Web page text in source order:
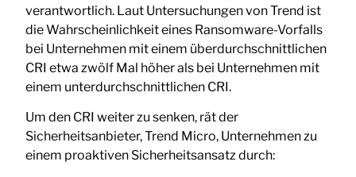
verantwortlich. Laut Untersuchungen von Trend ist
die Wahrscheinlichkeit eines Ransomware-Vorfalls
bei Unternehmen mit einem überdurchschnittlichen
CRI etwa zwölf Mal höher als bei Unternehmen mit
einem unterdurchschnittlichen CRI.
Um den CRI weiter zu senken, rät der
Sicherheitsanbieter, Trend Micro, Unternehmen zu
einem proaktiven Sicherheitsansatz durch: